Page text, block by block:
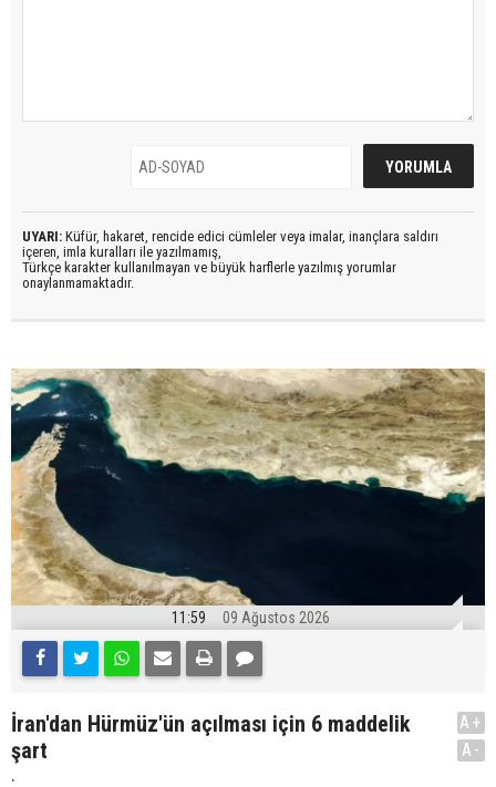
UYARI: Küfür, hakaret, rencide edici cümleler veya imalar, inançlara saldırı
içeren, imla kuralları ile yazılmamış,
Türkçe karakter kullanılmayan ve büyük harflerle yazılmış yorumlar
onaylanmamaktadır.
11:59 09 Ağustos 2026
İran'dan Hürmüz'ün açılması için 6 maddelik
şart
.
A+
A-